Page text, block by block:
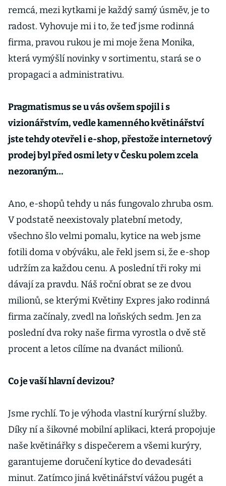
remcá, mezi kytkami je každý samý úsměv, je to
radost. Vyhovuje mi i to, že teď jsme rodinná
firma, pravou rukou je mi moje žena Monika,
která vymýšlí novinky v sortimentu, stará se o
propagaci a administrativu.
Pragmatismus se u vás ovšem spojil i s
vizionářstvím, vedle kamenného květinářství
jste tehdy otevřel i e-shop, přestože internetový
prodej byl před osmi lety v Česku polem zcela
nezoraným…
Ano, e-shopů tehdy u nás fungovalo zhruba osm.
V podstatě neexistovaly platební metody,
všechno šlo velmi pomalu, kytice na web jsme
fotili doma v obýváku, ale řekl jsem si, že e-shop
udržím za každou cenu. A poslední tři roky mi
dávají za pravdu. Náš roční obrat se ze dvou
milionů, se kterými Květiny Expres jako rodinná
firma začínaly, zvedl na loňských sedm. Jen za
poslední dva roky naše firma vyrostla o dvě stě
procent a letos cílíme na dvanáct milionů.
Co je vaší hlavní devizou?
Jsme rychlí. To je výhoda vlastní kurýrní služby.
Díky ní a šikovné mobilní aplikaci, která propojuje
naše květinářky s dispečerem a všemi kurýry,
garantujeme doručení kytice do devadesáti
minut. Zatímco jiná květinářství vážou pugét a